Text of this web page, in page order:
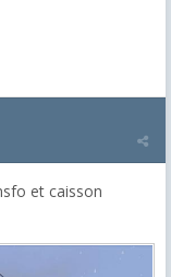
et caisson